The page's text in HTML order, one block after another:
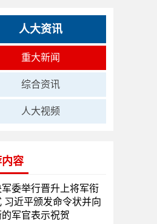
人大资讯
重大新闻
综合资讯
人大视频
容
军委举行晋升上将军衔
习近平颁发命令状并向
的军官表示祝贺